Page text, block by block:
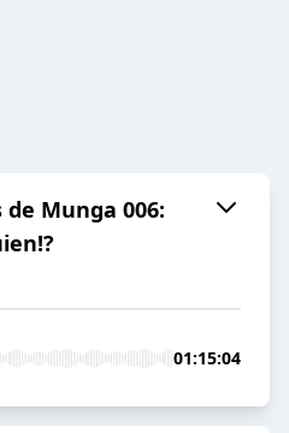
Munga 006:
01:15:04